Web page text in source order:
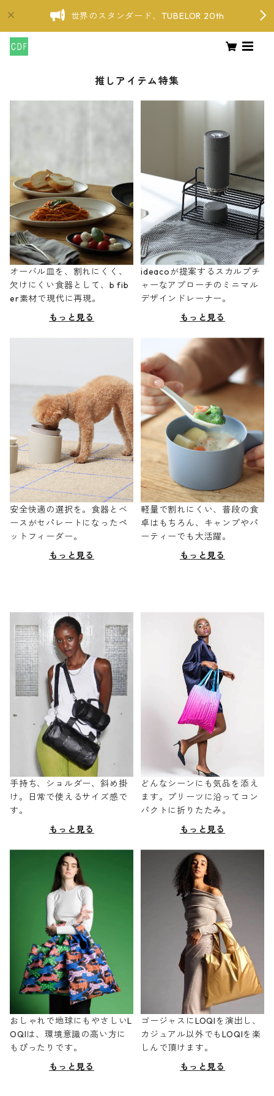
世界のスタンダード、TUBELOR 20th
推しアイテム特集
オーバル皿を、割れにくく、
欠けにくい食器として、b fib
er素材で現代に再現。
もっと見る
ideacoが提案するスカルプチ
ャーなアプローチのミニマル
デザインドレーナー。
もっと見る
安全快適の選択を。食器とベ
ースがセパレートになったペ
ットフィーダー。
もっと見る
軽量で割れにくい、普段の食
卓はもちろん、キャンプやパ
ーティーでも大活躍。
もっと見る
手持ち、ショルダー、斜め掛
け。日常で使えるサイズ感で
す。
もっと見る
どんなシーンにも気品を添え
ます。プリーツに沿ってコン
パクトに折りたたみ。
もっと見る
おしゃれで地球にもやさしいL
OQIは、環境意識の高い方に
もぴったりです。
もっと見る
ゴージャスにLOQIを演出し、
カジュアル以外でもLOQIを楽
しんで頂けます。
もっと見る